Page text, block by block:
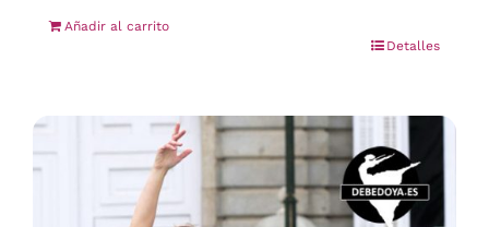
Añadir al carrito
Detalles